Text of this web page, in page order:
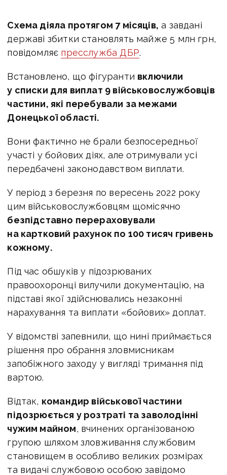
Схема діяла протягом 7 місяців, а завдані
державі збитки становлять майже 5 млн грн,
повідомляє пресслужба ДБР.
Встановлено, що фігуранти включили
у списки для виплат 9 військовослужбовців
частини, які перебували за межами
Донецької області.
Вони фактично не брали безпосередньої
участі у бойових діях, але отримували усі
передбачені законодавством виплати.
У період з березня по вересень 2022 року
цим військовослужбовцям щомісячно
безпідставно перераховували
на картковий рахунок по 100 тисяч гривень
кожному.
Під час обшуків у підозрюваних
правоохоронці вилучили документацію, на
підставі якої здійснювались незаконні
нарахування та виплати «бойових» доплат.
У відомстві запевнили, що нині приймається
рішення про обрання зловмисникам
запобіжного заходу у вигляді тримання під
вартою.
Відтак, командир військової частини
підозрюється у розтраті та заволодінні
чужим майном, вчинених організованою
групою шляхом зловживання службовим
становищем в особливо великих розмірах
та видачі службовою особою завідомо